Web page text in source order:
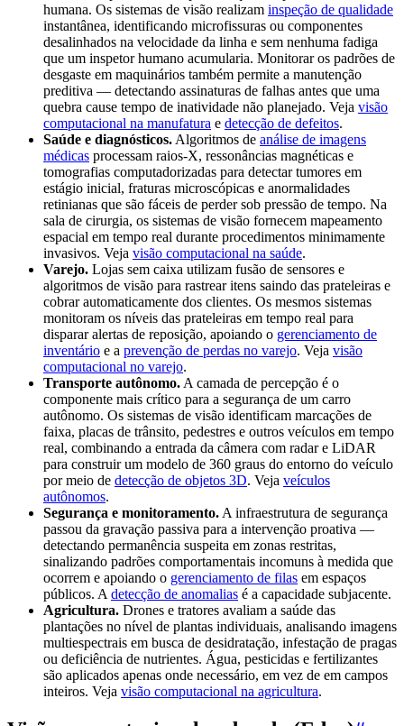
humana. Os sistemas de visão realizam inspeção de qualidade
instantânea, identificando microfissuras ou componentes
desalinhados na velocidade da linha e sem nenhuma fadiga
que um inspetor humano acumularia. Monitorar os padrões de
desgaste em maquinários também permite a manutenção
preditiva — detectando assinaturas de falhas antes que uma
quebra cause tempo de inatividade não planejado. Veja visão
computacional na manufatura e detecção de defeitos.
Saúde e diagnósticos. Algoritmos de análise de imagens
médicas processam raios-X, ressonâncias magnéticas e
tomografias computadorizadas para detectar tumores em
estágio inicial, fraturas microscópicas e anormalidades
retinianas que são fáceis de perder sob pressão de tempo. Na
sala de cirurgia, os sistemas de visão fornecem mapeamento
espacial em tempo real durante procedimentos minimamente
invasivos. Veja visão computacional na saúde.
Varejo. Lojas sem caixa utilizam fusão de sensores e
algoritmos de visão para rastrear itens saindo das prateleiras e
cobrar automaticamente dos clientes. Os mesmos sistemas
monitoram os níveis das prateleiras em tempo real para
disparar alertas de reposição, apoiando o gerenciamento de
inventário e a prevenção de perdas no varejo. Veja visão
computacional no varejo.
Transporte autônomo. A camada de percepção é o
componente mais crítico para a segurança de um carro
autônomo. Os sistemas de visão identificam marcações de
faixa, placas de trânsito, pedestres e outros veículos em tempo
real, combinando a entrada da câmera com radar e LiDAR
para construir um modelo de 360 graus do entorno do veículo
por meio de detecção de objetos 3D. Veja veículos
autônomos.
Segurança e monitoramento. A infraestrutura de segurança
passou da gravação passiva para a intervenção proativa —
detectando permanência suspeita em zonas restritas,
sinalizando padrões comportamentais incomuns à medida que
ocorrem e apoiando o gerenciamento de filas em espaços
públicos. A detecção de anomalias é a capacidade subjacente.
Agricultura. Drones e tratores avaliam a saúde das
plantações no nível de plantas individuais, analisando imagens
multiespectrais em busca de desidratação, infestação de pragas
ou deficiência de nutrientes. Água, pesticidas e fertilizantes
são aplicados apenas onde necessário, em vez de em campos
inteiros. Veja visão computacional na agricultura.